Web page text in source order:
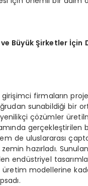
Büyük Şirketler İçin
girişimci firmaların
sunabildiği bir
çözümler
gerçekleştirilen
de uluslararası
hazırladı.
endüstriyel
üretim modellerine